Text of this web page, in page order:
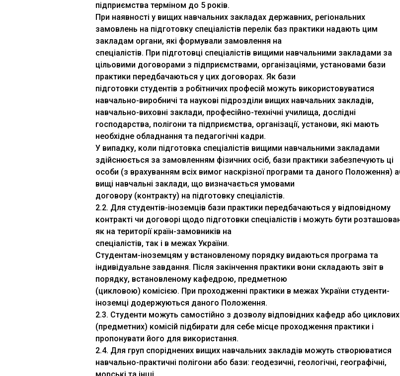
підприємства терміном до 5 років.
При наявності у вищих навчальних закладах державних, регіональних
замовлень на підготовку спеціалістів перелік баз практики надають цим
закладам органи, які формували замовлення на
спеціалістів. При підготовці спеціалістів вищими навчальними закладами за
цільовими договорами з підприємствами, організаціями, установами бази
практики передбачаються у цих договорах. Як бази
підготовки студентів з робітничих професій можуть використовуватися
навчально-виробничі та наукові підрозділи вищих навчальних закладів,
навчально-виховні заклади, професійно-технічні училища, дослідні
господарства, полігони та підприємства, організації, установи, які мають
необхідне обладнання та педагогічні кадри.
У випадку, коли підготовка спеціалістів вищими навчальними закладами
здійснюється за замовленням фізичних осіб, бази практики забезпечують ці
особи (з врахуванням всіх вимог наскрізної програми та даного Положення)
вищі навчальні заклади, що визначається умовами
договору (контракту) на підготовку спеціалістів.
2.2. Для студентів-іноземців бази практики передбачаються у відповідному
контракті чи договорі щодо підготовки спеціалістів і можуть бути
як на території країн-замовників на
спеціалістів, так і в межах України.
Студентам-іноземцям у встановленому порядку видаються програма та
індивідуальне завдання. Після закінчення практики вони складають звіт в
порядку, встановленому кафедрою, предметною
(цикловою) комісією. При проходженні практики в межах України студенти-
іноземці додержуються даного Положення.
2.3. Студенти можуть самостійно з дозволу відповідних кафедр або циклових
(предметних) комісій підбирати для себе місце проходження практики і
пропонувати його для використання.
2.4. Для груп споріднених вищих навчальних закладів можуть створюватися
навчально-практичні полігони або бази: геодезичні, геологічні, географічні,